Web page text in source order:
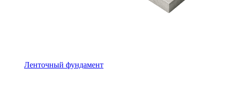
Ленточный фундамент